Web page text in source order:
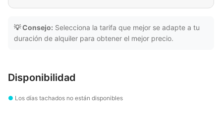
💡 Consejo: Selecciona la tarifa que mejor se adapte a tu
duración de alquiler para obtener el mejor precio.
Disponibilidad
● Los días tachados no están disponibles